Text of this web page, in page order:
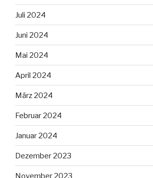
Juli 2024
Juni 2024
Mai 2024
April 2024
März 2024
Februar 2024
Januar 2024
Dezember 2023
November 2023